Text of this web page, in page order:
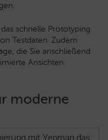
schnelle Prototyping
Testdaten. Zudem
die Sie anschließend
Ansichten
moderne